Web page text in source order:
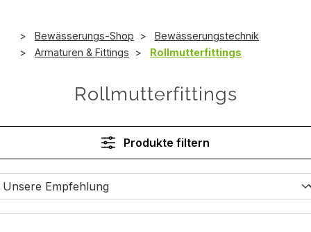
Bewässerungs-Shop
Bewässerungstechnik
Armaturen & Fittings
Rollmutterfittings
Rollmutterfittings
Produkte filtern